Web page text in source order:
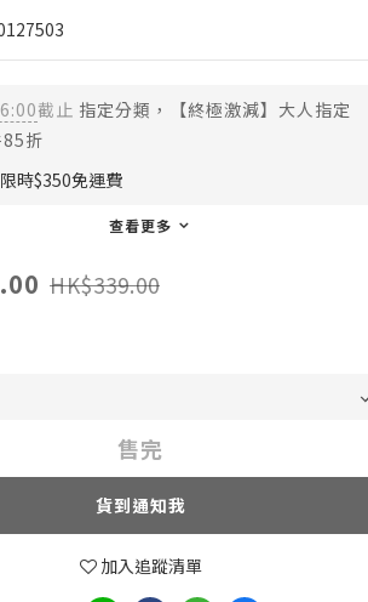
截止 指定分類，【終極激減】大人指定
折
時$350免運費
查看更多
HK$339.00
售完
貨到通知我
加入追蹤清單